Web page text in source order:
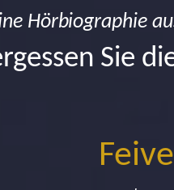
Hörbiographie
Sie